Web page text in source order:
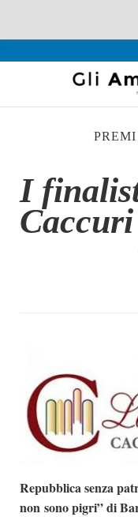
Recensioni
Interviste & Incontri
Chi siamo
Contatti
Dicono di Noi
Rassegna Stampa
Archivio
Autori
Generi
Case editrici
I
Repubblica senza
non sono pigri” di